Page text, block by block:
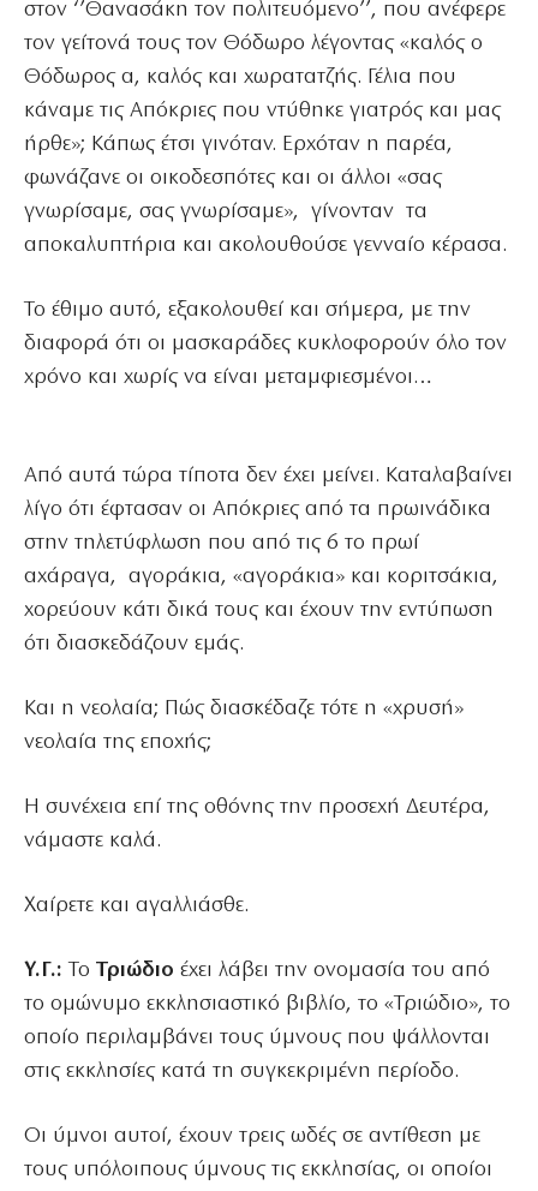
στον ‘’Θανασάκη τον πολιτευόμενο’’, που ανέφερε
τον γείτονά τους τον Θόδωρο λέγοντας «καλός ο
Θόδωρος α, καλός και χωρατατζής. Γέλια που
κάναμε τις Απόκριες που ντύθηκε γιατρός και μας
ήρθε»; Κάπως έτσι γινόταν. Ερχόταν η παρέα,
φωνάζανε οι οικοδεσπότες και οι άλλοι «σας
γνωρίσαμε, σας γνωρίσαμε», γίνονταν τα
αποκαλυπτήρια και ακολουθούσε γενναίο κέρασα.
Το έθιμο αυτό, εξακολουθεί και σήμερα, με την
διαφορά ότι οι μασκαράδες κυκλοφορούν όλο τον
χρόνο και χωρίς να είναι μεταμφιεσμένοι…
Από αυτά τώρα τίποτα δεν έχει μείνει. Καταλαβαίνει
λίγο ότι έφτασαν οι Απόκριες από τα πρωινάδικα
στην τηλετύφλωση που από τις 6 το πρωί
αχάραγα, αγοράκια, «αγοράκια» και κοριτσάκια,
χορεύουν κάτι δικά τους και έχουν την εντύπωση
ότι διασκεδάζουν εμάς.
Και η νεολαία; Πώς διασκέδαζε τότε η «χρυσή»
νεολαία της εποχής;
Η συνέχεια επί της οθόνης την προσεχή Δευτέρα,
νάμαστε καλά.
Χαίρετε και αγαλλιάσθε.
Υ.Γ.: Το Τριώδιο έχει λάβει την ονομασία του από
το ομώνυμο εκκλησιαστικό βιβλίο, το «Τριώδιο», το
οποίο περιλαμβάνει τους ύμνους που ψάλλονται
στις εκκλησίες κατά τη συγκεκριμένη περίοδο.
Οι ύμνοι αυτοί, έχουν τρεις ωδές σε αντίθεση με
τους υπόλοιπους ύμνους τις εκκλησίας, οι οποίοι